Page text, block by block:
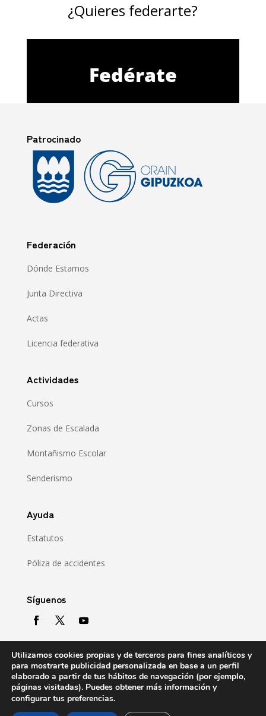
¿Quieres federarte?
Fedérate
Patrocinado
Federación
Dónde Estamos
Junta Directiva
Actas
Licencia federativa
Actividades
Cursos
Zonas de Escalada
Montañismo Escolar
Senderismo
Ayuda
Estatutos
Póliza de accidentes
Síguenos
Copyright © 2021 Gipuzkoako Mendizale Federazioa
Utilizamos cookies propias y de terceros para fines analíticos y
para mostrarte publicidad personalizada en base a un perfil
elaborado a partir de tus hábitos de navegación (por ejemplo,
páginas visitadas). Puedes obtener más información y
configurar tus preferencias.